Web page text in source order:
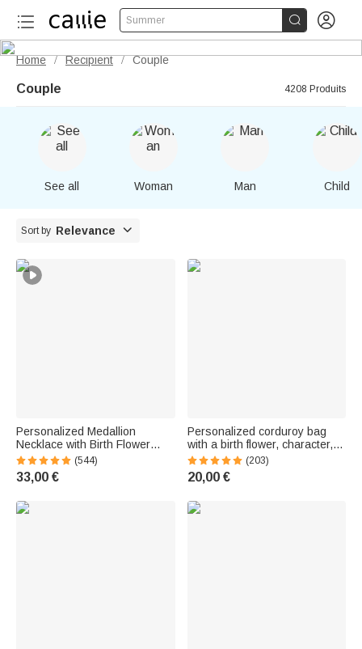
Summer  
Home / Recipient / Couple
Couple 4208 Produits
See all Woman Man Child
Sort by Relevance 
Personalized Medallion
Necklace with Birth Flower
Photo and Name - Birthday
and Valentine's Day Gift for
Women
(544)
33,00 €
Personalized corduroy bag
with a birth flower, character,
and name - Large-capacity
accessory - Birthday gift for
women
(203)
20,00 €